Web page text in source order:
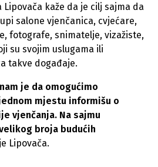
Lipovača kaže da je cilj sajma da
salone vjenčanica, cvjećare,
fotografe, snimatelje, vizažiste,
su svojim uslugama ili
takve događaje.
je da omogućimo
mjestu informišu o
vjenčanja. Na sajmu
broja budućih
Lipovača.